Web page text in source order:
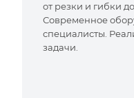
от резки и гибки
Современное
специалисты.
задачи.